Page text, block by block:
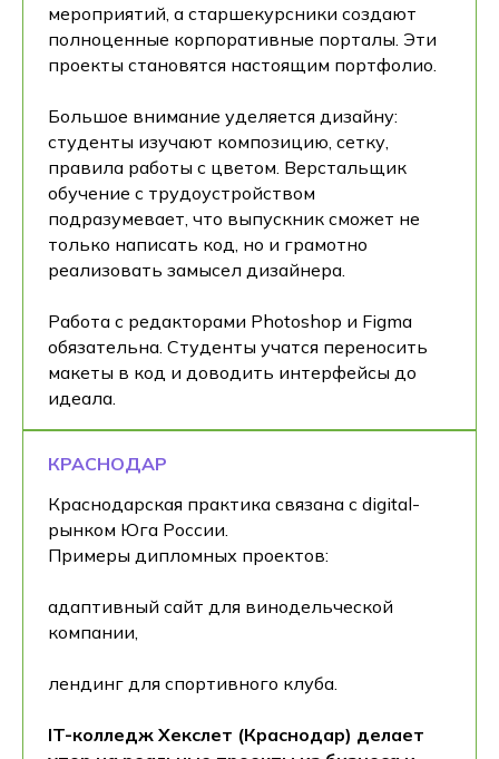
мероприятий, а старшекурсники создают
полноценные корпоративные порталы. Эти
проекты становятся настоящим портфолио.
Большое внимание уделяется дизайну:
студенты изучают композицию, сетку,
правила работы с цветом. Верстальщик
обучение с трудоустройством
подразумевает, что выпускник сможет не
только написать код, но и грамотно
реализовать замысел дизайнера.
Работа с редакторами Photoshop и Figma
обязательна. Студенты учатся переносить
макеты в код и доводить интерфейсы до
идеала.
КРАСНОДАР
Краснодарская практика связана с digital-
рынком Юга России.
Примеры дипломных проектов:
адаптивный сайт для винодельческой
компании,
лендинг для спортивного клуба.
IT-колледж Хекслет (Краснодар) делает